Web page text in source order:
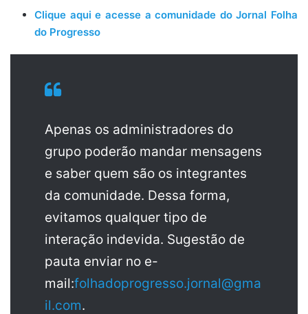
Clique aqui e acesse a comunidade do Jornal Folha
do Progresso
Apenas os administradores do
grupo poderão mandar mensagens
e saber quem são os integrantes
da comunidade. Dessa forma,
evitamos qualquer tipo de
interação indevida. Sugestão de
pauta enviar no e-
mail:folhadoprogresso.jornal@gma
il.com.